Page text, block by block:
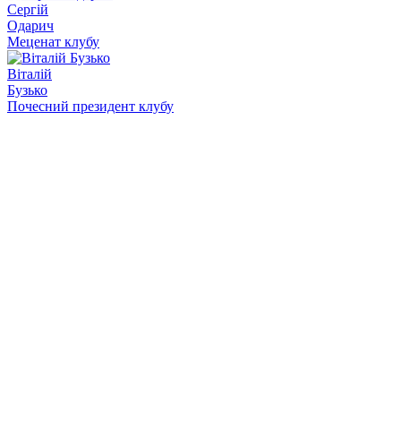
Сергій
Одарич
Меценат клубу
Віталій
Бузько
Почесний президент клубу